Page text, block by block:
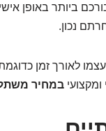
החשובים עבורכם ביותר
נכון.
לאורך זמן
ומקצועיבמחיר